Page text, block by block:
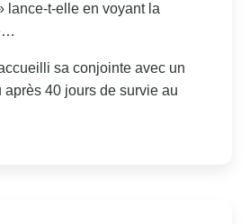
lance-t-elle en voyant la
sa conjointe avec un
40 jours de survie au